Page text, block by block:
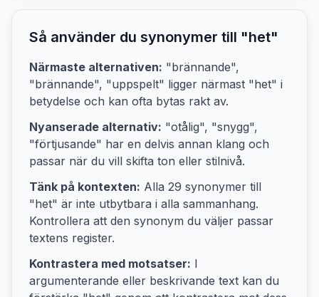
Så använder du synonymer till "het"
Närmaste alternativen: "brännande",
"brännande", "uppspelt" ligger närmast "het" i
betydelse och kan ofta bytas rakt av.
Nyanserade alternativ: "otålig", "snygg",
"förtjusande" har en delvis annan klang och
passar när du vill skifta ton eller stilnivå.
Tänk på kontexten: Alla 29 synonymer till
"het" är inte utbytbara i alla sammanhang.
Kontrollera att den synonym du väljer passar
textens register.
Kontrastera med motsatser: I
argumenterande eller beskrivande text kan du